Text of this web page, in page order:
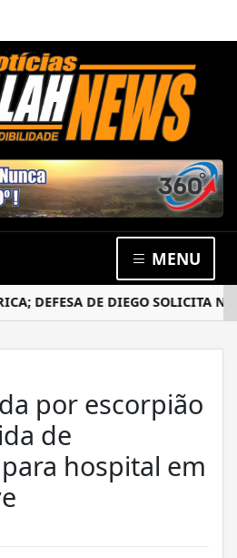
MENU
DEFESA DE DIEGO SOLICITA NOVO
por escorpião
de
hospital em